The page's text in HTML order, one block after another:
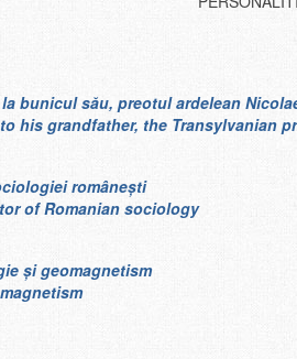
bunicul său, preotul ardelean
his grandfather, the Transylvanian
românești
of Romanian sociology
și geomagnetism